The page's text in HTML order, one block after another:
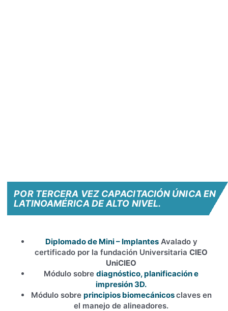
POR TERCERA VEZ CAPACITACIÓN ÚNICA EN
LATINOAMÉRICA DE ALTO NIVEL.
Diplomado de Mini – ImplantesAvalado y
certificado por la fundación UniversitariaCIEO
UniCIEO
Módulo sobrediagnóstico, planificación e
impresión 3D.
Módulo sobre principios biomecánicosclaves en
el manejo de alineadores.